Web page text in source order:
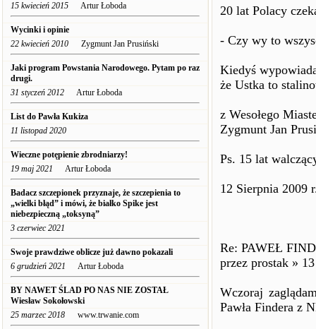
15 kwiecień 2015 Artur Łoboda
Wycinki i opinie
22 kwiecień 2010 Zygmunt Jan Prusiński
Jaki program Powstania Narodowego. Pytam po raz
drugi.
31 styczeń 2012 Artur Łoboda
List do Pawła Kukiza
11 listopad 2020
Wieczne potępienie zbrodniarzy!
19 maj 2021 Artur Łoboda
Badacz szczepionek przyznaje, że szczepienia to
„wielki błąd” i mówi, że białko Spike jest
niebezpieczną „toksyną”
3 czerwiec 2021
Swoje prawdziwe oblicze już dawno pokazali
6 grudzień 2021 Artur Łoboda
BY NAWET ŚLAD PO NAS NIE ZOSTAŁ
Wiesław Sokołowski
25 marzec 2018 www.trwanie.com
20 lat Polacy
- Czy wy to
Kiedyś
że Ustka to
z Wesołego
Zygmunt Jan
Ps. 15 lat
12 Sierpnia 2009
Re: PAWEŁ
przez prostak »
Wczoraj
Pawła Findera z